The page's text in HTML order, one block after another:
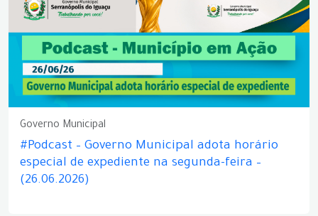
Governo Municipal
#Podcast – Governo Municipal adota horário
especial de expediente na segunda-feira –
(26.06.2026)